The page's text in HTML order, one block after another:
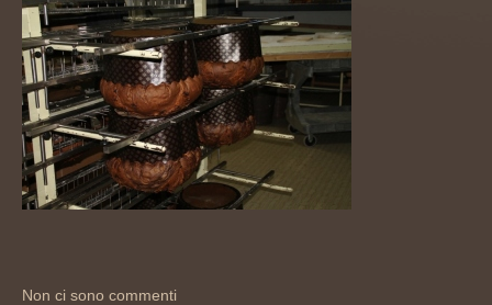
Non ci sono commenti